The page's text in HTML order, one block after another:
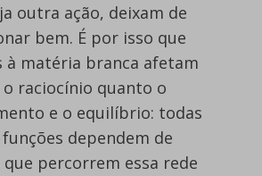
outra ação, deixam de
bem. É por isso que
à matéria branca afetam
raciocínio quanto o
e o equilíbrio: todas
funções dependem de
que percorrem essa rede